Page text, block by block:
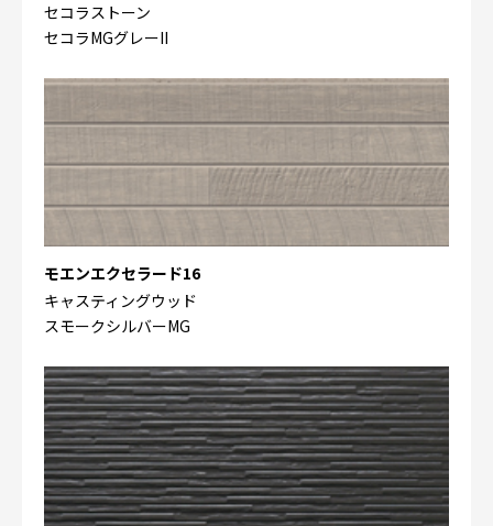
セコラストーン
セコラMGグレーII
モエンエクセラード16
キャスティングウッド
スモークシルバーMG